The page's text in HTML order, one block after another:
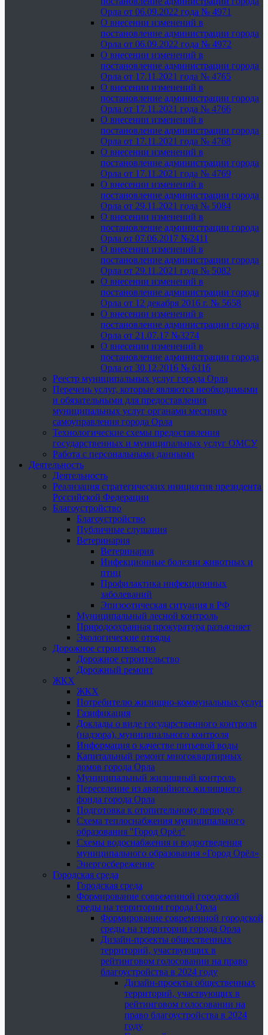
Орла от 06.09.2022 года № 4971
О внесении изменений в
постановление администрации города
Орла от 06.09.2022 года № 4972
О внесении изменений в
постановление администрации города
Орла от 17.11.2021 года № 4765
О внесении изменений в
постановление администрации города
Орла от 17.11.2021 года № 4766
О внесении изменений в
постановление администрации города
Орла от 17.11.2021 года № 4768
О внесении изменений в
постановление администрации города
Орла от 17.11.2021 года № 4769
О внесении изменений в
постановление администрации города
Орла от 29.11.2021 года № 5084
О внесении изменений в
постановление администрации города
Орла от 07.06.2017 №2411
О внесении изменений в
постановление администрации города
Орла от 29.11.2021 года № 5082
О внесении изменений в
постановление администрации города
Орла от 12 декабря 2016 г. № 5658
О внесении изменений в
постановление администрации города
Орла от 21.07.17 №3274
О внесении изменений в
постановление администрации города
Орла от 30.12.2016 № 6116
Реестр муниципальных услуг города Орла
Перечень услуг, которые являются необходимыми
и обязательными для предоставления
муниципальных услуг органами местного
самоуправления города Орла
Технологические схемы предоставления
государственных и муниципальных услуг ОМСУ
Работа с персональными данными
Деятельность
Деятельность
Реализация стратегических инициатив президента
Российской Федерации
Благоустройство
Благоустройство
Публичные слушания
Ветеринария
Ветеринария
Инфекционные болезни животных и
птиц
Профилактика инфекционных
заболеваний
Эпизоотическая ситуация в РФ
Муниципальный лесной контроль
Природоохранная прокуратура разъясняет
Экологические отряды
Дорожное строительство
Дорожное строительство
Дорожный ремонт
ЖКХ
ЖКХ
Потребителю жилищно-коммунальных услуг
Газификация
Доклады о виде государственного контроля
(надзора), муниципального контроля
Информация о качестве питьевой воды
Капитальный ремонт многоквартирных
домов города Орла
Муниципальный жилищный контроль
Переселение из аварийного жилищного
фонда города Орла
Подготовка к отопительному периоду
Схема теплоснабжения муниципального
образования "Город Орёл"
Схемы водоснабжения и водоотведения
муниципального образования «Город Орёл»
Энергосбережение
Городская среда
Городская среда
Формирование современной городской
среды на территории города Орла
Формирование современной городской
среды на территории города Орла
Дизайн-проекты общественных
территорий, участвующих в
рейтинговом голосовании на право
благоустройства в 2024 году
Дизайн-проекты общественных
территорий, участвующих в
рейтинговом голосовании на
право благоустройства в 2024
году